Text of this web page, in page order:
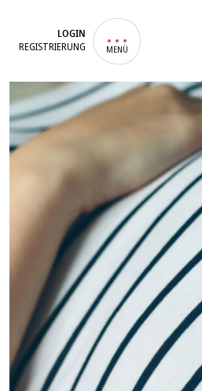
LOGIN
REGISTRIERUNG MENÜ